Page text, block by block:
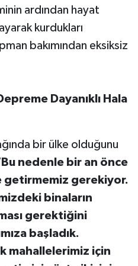
ardından hayat
kurdukları
bakımından eksiksiz
Dayanıklı Hala
bir ülke olduğunu
nedenle bir an önce
getirmemiz gerekiyor.
binaların
gerektiğini
başladık.
mahallelerimiz için